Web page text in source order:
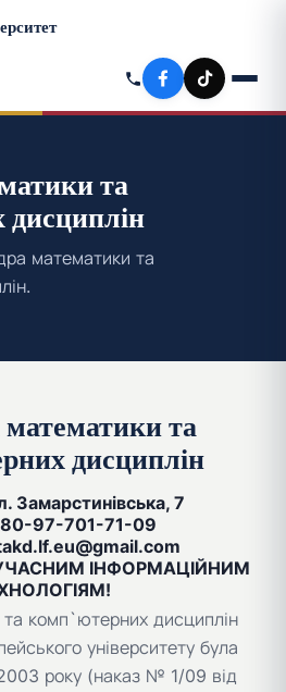
та
математики та
та
дисциплін
Замарстинівська, 7
97-701-71-09
ІНФОРМАЦІЙНИМ
комп`ютерних дисциплін
університету була
року (наказ № 1/09 від